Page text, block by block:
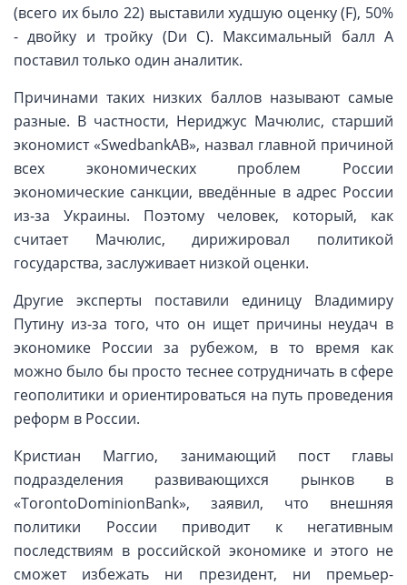
(всего их было 22) выставили худшую оценку (F), 50%
- двойку и тройку (Dи C). Максимальный балл А
поставил только один аналитик.
Причинами таких низких баллов называют самые
разные. В частности, Нериджус Мачюлис, старший
экономист «SwedbankAB», назвал главной причиной
всех экономических проблем России
экономические санкции, введённые в адрес России
из-за Украины. Поэтому человек, который, как
считает Мачюлис, дирижировал политикой
государства, заслуживает низкой оценки.
Другие эксперты поставили единицу Владимиру
Путину из-за того, что он ищет причины неудач в
экономике России за рубежом, в то время как
можно было бы просто теснее сотрудничать в сфере
геополитики и ориентироваться на путь проведения
реформ в России.
Кристиан Маггио, занимающий пост главы
подразделения развивающихся рынков в
«TorontoDominionBank», заявил, что внешняя
политики России приводит к негативным
последствиям в российской экономике и этого не
сможет избежать ни президент, ни премьер-